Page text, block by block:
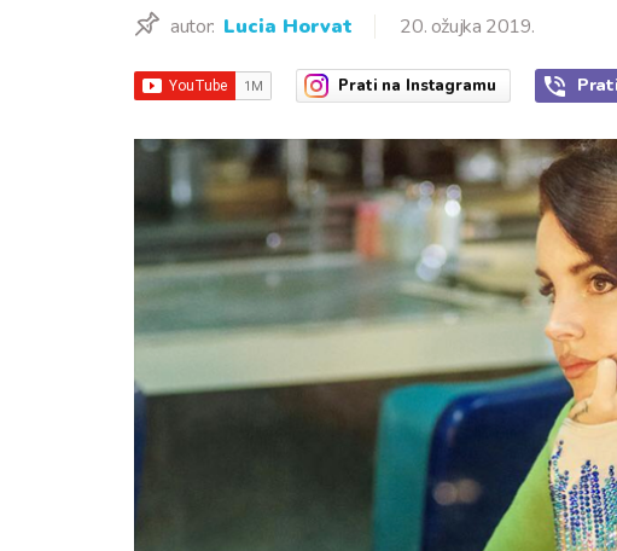
autor: Lucia Horvat 20. ožujka 2019.
Prati na Instagramu Prati